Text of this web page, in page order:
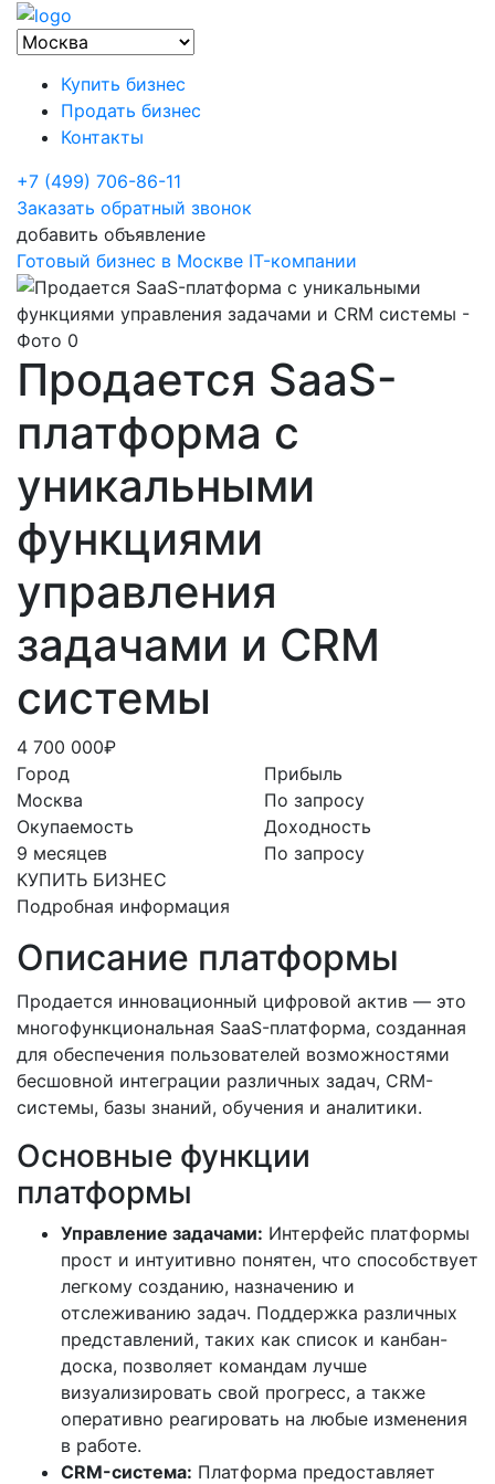
Купить бизнес
Продать бизнес
Контакты
+7 (499) 706-86-11
Заказать обратный звонок
добавить объявление
Готовый бизнес в Москве IT-компании
Продается SaaS-
платформа с
уникальными
функциями
управления
задачами и CRM
системы
4 700 000₽
Город
Москва
Окупаемость
9 месяцев
КУПИТЬ БИЗНЕС
Прибыль
По запросу
Доходность
По запросу
Подробная информация
Описание платформы
Продается инновационный цифровой актив — это
многофункциональная SaaS-платформа, созданная
для обеспечения пользователей возможностями
бесшовной интеграции различных задач, CRM-
системы, базы знаний, обучения и аналитики.
Основные функции
платформы
Управление задачами: Интерфейс платформы
прост и интуитивно понятен, что способствует
легкому созданию, назначению и
отслеживанию задач. Поддержка различных
представлений, таких как список и канбан-
доска, позволяет командам лучше
визуализировать свой прогресс, а также
оперативно реагировать на любые изменения
в работе.
CRM-система: Платформа предоставляет